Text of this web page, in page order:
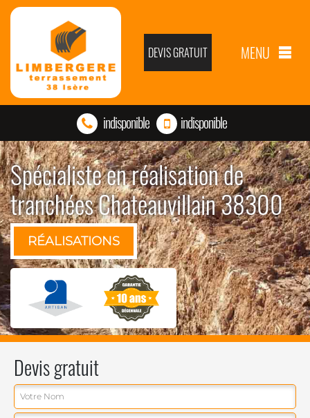
DEVIS GRATUIT MENU
indisponible indisponible
Spécialiste en réalisation de
tranchées Chateauvillain 38300
RÉALISATIONS
Devis gratuit